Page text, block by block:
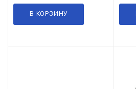
В КОРЗИНУ